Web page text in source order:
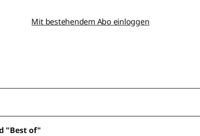
Mit bestehendem Abo einloggen
"Best of"